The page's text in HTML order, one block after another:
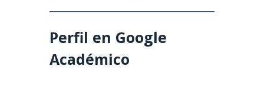
Perfil en Google
Académico